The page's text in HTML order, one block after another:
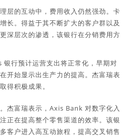
层的互动中，费用收入仍然强劲。卡
长。得益于其不断扩大的客户群以及
深层次的渗透，该银行在分销费用方
银行预计运营支出将正常化，早期对
开始显示出生产力的提高。杰富瑞表
得积极成果。
杰富瑞表示，Axis Bank 对数字化入
正在提高整个零售渠道的效率。该银
客户进入高互动旅程，提高交叉销售